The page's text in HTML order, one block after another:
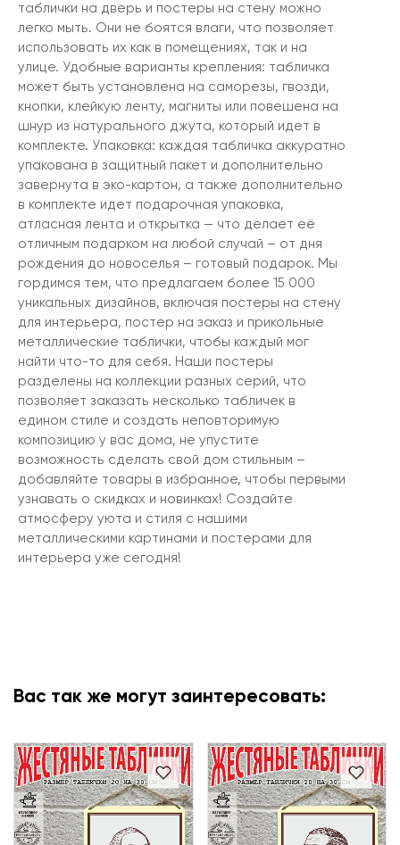
таблички на дверь и постеры на стену можно
легко мыть. Они не боятся влаги, что позволяет
использовать их как в помещениях, так и на
улице. Удобные варианты крепления: табличка
может быть установлена на саморезы, гвозди,
кнопки, клейкую ленту, магниты или повешена на
шнур из натурального джута, который идет в
комплекте. Упаковка: каждая табличка аккуратно
упакована в защитный пакет и дополнительно
завернута в эко-картон, а также дополнительно
в комплекте идет подарочная упаковка,
атласная лента и открытка — что делает её
отличным подарком на любой случай – от дня
рождения до новоселья – готовый подарок. Мы
гордимся тем, что предлагаем более 15 000
уникальных дизайнов, включая постеры на стену
для интерьера, постер на заказ и прикольные
металлические таблички, чтобы каждый мог
найти что-то для себя. Наши постеры
разделены на коллекции разных серий, что
позволяет заказать несколько табличек в
едином стиле и создать неповторимую
композицию у вас дома, не упустите
возможность сделать свой дом стильным –
добавляйте товары в избранное, чтобы первыми
узнавать о скидках и новинках! Создайте
атмосферу уюта и стиля с нашими
металлическими картинами и постерами для
интерьера уже сегодня!
Вас так же могут заинтересовать: